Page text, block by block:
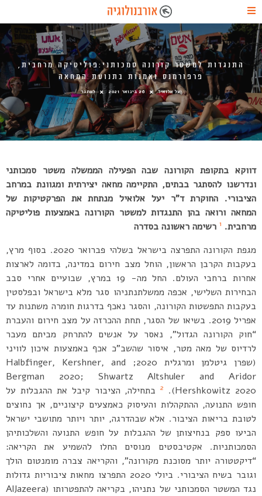
התנגדות למשטר קורונה סמכותני:פוליטיקה מרחבית,
פרפורמנס ואמנות בתנועת המחאה
יעל אלואיל 26 בינואר 2021 לאתגר
דווקא בתקופת הקורונה שבה הפעילה הממשלה משטר סמכותני
ונדרשנו להסתגר בבתים, התקיימה מחאה יצירתית ומגוונת במרחב
הציבורי. החוקרת ד”ר יעל אלואיל מנתחת את הפרקטיקות של
המחאה ורואה בהן התנגדות למשטר הקורונה באמצעות פוליטיקה
מרחבית. 1 רשימה ראשונה בסדרה
מגפת הקורונה התפרצה בישראל בשלהי פברואר 2020. בסוף מרץ,
בעקבות הקרבן הראשון, הוחל מצב חירום במדינה, בדומה לארצות
אחרות ברחבי העולם. החל מה- 19 במרץ, שבועיים אחרי סבב
הבחירות השלישי, אכפה ממשלתנתניהו סגר מלא בישראל ובפלסטין
בעקבות התפשטות הקורונה, והסגר נאכף בדרגות חומרה משתנות עד
אפריל 2019. בשיאו של הסגר, תחת ההכרזה על מצב חירום והעברת
“חוק הקורונה הגדול”, נאסר על אנשים להתרחק מביתם מעבר
לרדיוס של מאה מטר, איסור שהשב”כ אכף באמצעות איכון לוויני
(שפרן גיטלמן ומרגלית 2020; Halbfinger, Kershner, and
Bergman 2020; Shwartz Altshuler and Aridor
Hershkowitz 2020).
2בתחילה, הציבור קיבל את ההגבלות על
חופש התנועה, ההתקהלות והעיסוק כאמצעים קיצוניים, אך נחוצים
לטובת בריאות הציבור. אלא שבהדרגה, יותר ויותר מתושבי ישראל
הביעו ספק בנחיצותן של ההגבלות על חופש התנועה והשלכותיהן
הסמכותניות. אקטיבסטים מנוסים החלו להשמיע את הקריאה:
“דיקטטורה יותר מסוכנת מקורונה”, והקריאה צברה מומנטום הולך
וגובר בשיח הציבורי. ביולי 2020 התפרצו מחאות ציבוריות גדולות
נגד המשטר הסמכותני של נתניהו, בקריאה להתפטרותו (AlJazeera